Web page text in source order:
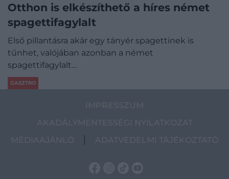
Otthon is elkészíthető a híres német
spagettifagylalt
Első pillantásra akár egy tányér spagettinek is
tűnhet, valójában azonban a német
spagettifagylalt…
GASZTRO